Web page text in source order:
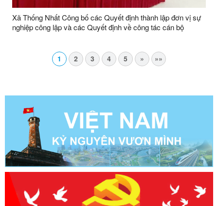
Xã Thống Nhất Công bố các Quyết định thành lập đơn vị sự
nghiệp công lập và các Quyết định về công tác cán bộ
1 2 3 4 5 » »»